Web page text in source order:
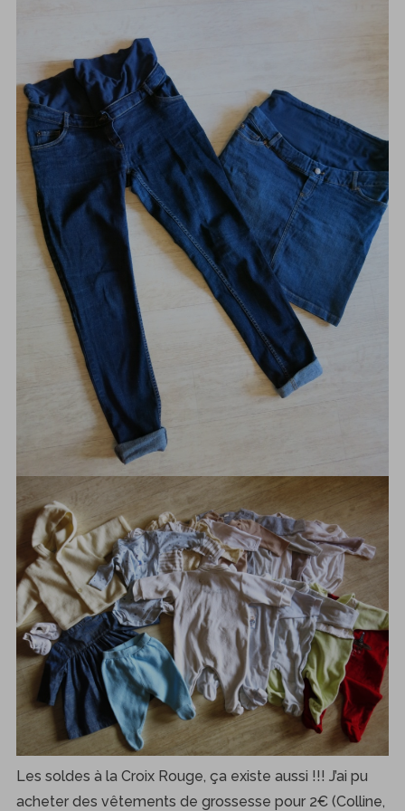
Les soldes à la Croix Rouge, ça existe aussi !!! J’ai pu
acheter des vêtements de grossesse pour 2€ (Colline,